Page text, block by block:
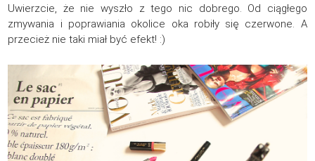
Uwierzcie, że nie wyszło z tego nic dobrego. Od ciągłego
zmywania i poprawiania okolice oka robiły się czerwone. A
przecież nie taki miał być efekt! :)